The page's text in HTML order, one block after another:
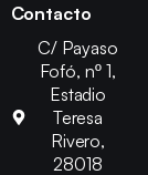
Contacto
C/ Payaso
Fofó, nº 1,
Estadio
Teresa
Rivero,
28018